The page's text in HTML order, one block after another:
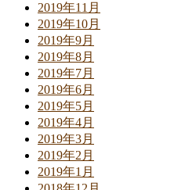
2019年11月
2019年10月
2019年9月
2019年8月
2019年7月
2019年6月
2019年5月
2019年4月
2019年3月
2019年2月
2019年1月